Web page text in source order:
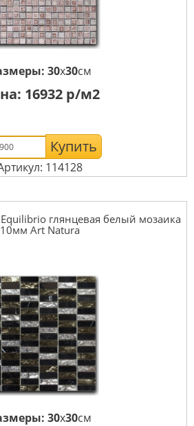
30x30см
16932р/м2
Купить
114128
глянцевая белый мозаика
10мм Art Natura
30x30см